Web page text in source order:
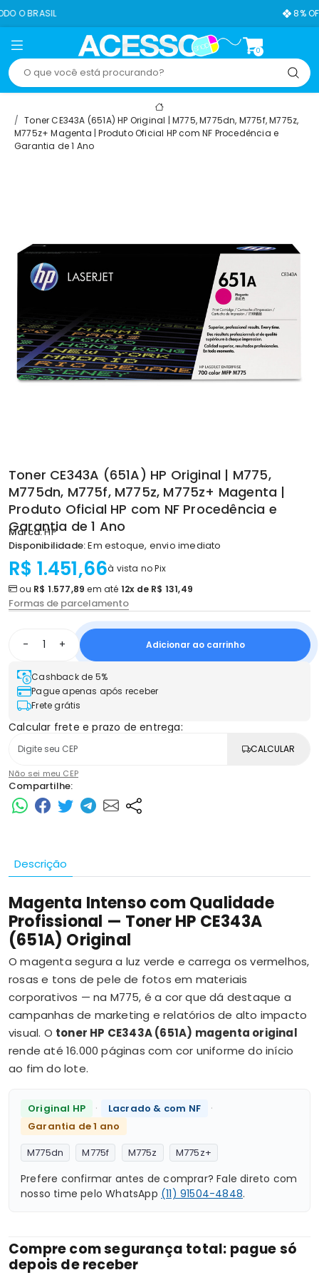
8% OFF NO PIX
0
Toner CE343A (651A) HP Original | M775, M775dn, M775f, M775z,
M775z+ Magenta | Produto Oficial HP com NF Procedência e
Garantia de 1 Ano
Toner CE343A (651A) HP Original | M775,
M775dn, M775f, M775z, M775z+ Magenta |
Produto Oficial HP com NF Procedência e
Garantia de 1 Ano
Marca:HP
Disponibilidade:Em estoque, envio imediato
R$ 1.451,66à vista no Pix
ou R$ 1.577,89 em até 12x de R$ 131,49
Formas de parcelamento
- + Adicionar ao carrinho
Cashback de 5%
Pague apenas após receber
Frete grátis
Calcular frete e prazo de entrega:
CALCULAR
Não sei meu CEP
Compartilhe:
Descrição
Magenta Intenso com Qualidade
Profissional — Toner HP CE343A
(651A) Original
O magenta segura a luz verde e carrega os vermelhos,
rosas e tons de pele de fotos em materiais
corporativos — na M775, é a cor que dá destaque a
campanhas de marketing e relatórios de alto impacto
visual. O toner HP CE343A (651A) magenta original
rende até 16.000 páginas com cor uniforme do início
ao fim do lote.
Original HP · Lacrado & com NF ·
Garantia de 1 ano
M775dn
M775f M775z M775z+
Prefere confirmar antes de comprar? Fale direto com
nosso time pelo WhatsApp (11) 91504-4848.
Compre com segurança total: pague só
depois de receber